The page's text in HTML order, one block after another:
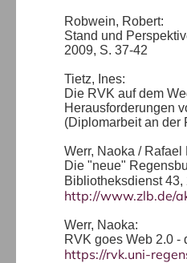
Robwein, Robert:
Stand und
2009, S. 37-42
Tietz, Ines:
Die RVK auf dem
Herausforderungen
(Diplomarbeit an der
Werr, Naoka / Rafael
Die "neue"
Bibliotheksdienst
http://www.zlb.de/
Werr, Naoka:
RVK goes Web 2.0 -
https://rvk.uni-